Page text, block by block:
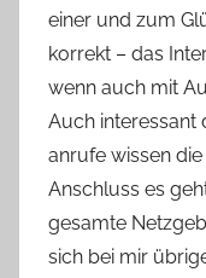
einer und zum
korrekt – das
wenn auch mit
Auch interessant
anrufe wissen
Anschluss es
gesamte
sich bei mir